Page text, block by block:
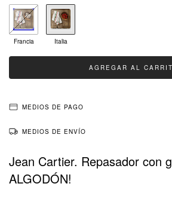
Francia Italia
MEDIOS DE PAGO
MEDIOS DE ENVÍO
Jean Cartier. Repasador con
ALGODÓN!